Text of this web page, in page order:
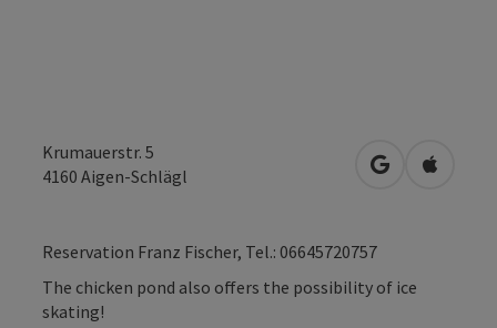
Krumauerstr. 5
4160 Aigen-Schlägl open inOpen in
Reservation Franz Fischer, Tel.: 06645720757
The chicken pond also offers the possibility of ice
skating!